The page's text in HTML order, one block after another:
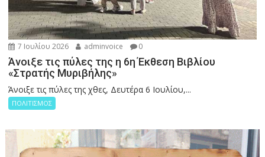
7 Ιουλίου 2026 adminvoice 0
Άνοιξε τις πύλες της η 6η Έκθεση Βιβλίου
«Στρατής Μυριβήλης»
Άνοιξε τις πύλες της χθες, Δευτέρα 6 Ιουλίου,...
ΠΟΛΙΤΙΣΜΟΣ